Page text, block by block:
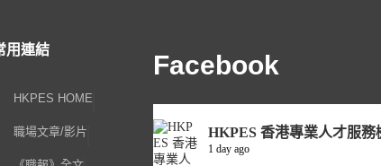
用連結
HKPES HOME
職場文章/影片
Facebook
HKPES 香港專業人才服務
1 day ago